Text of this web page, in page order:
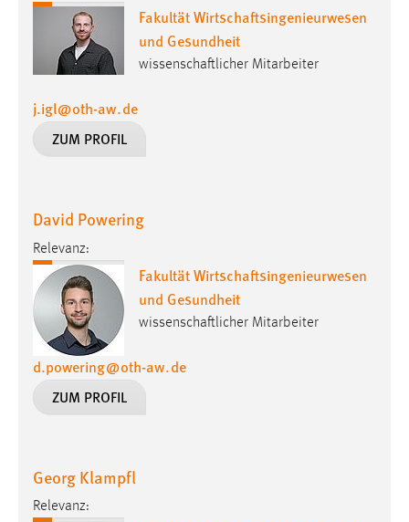
Fakultät Wirtschaftsingenieurwesen
und Gesundheit
wissenschaftlicher Mitarbeiter
j.igl@oth-aw.de
ZUM PROFIL
David Powering
Relevanz:
Fakultät Wirtschaftsingenieurwesen
und Gesundheit
wissenschaftlicher Mitarbeiter
d.powering@oth-aw.de
ZUM PROFIL
Georg Klampfl
Relevanz: